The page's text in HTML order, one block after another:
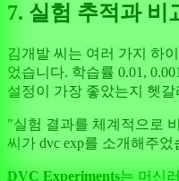
7. 실험 추적과 비
김개발 씨는 여러 가지 하
었습니다. 학습률 0.01,
설정이 가장 좋았는지 헷
"실험 결과를 체계적으로
씨가 dvc exp를 소개해주었
DVC Experiments는 머신